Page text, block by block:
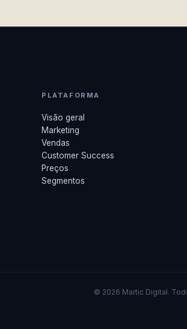
PLATAFORMA
Visão geral
Marketing
Vendas
Customer Success
Preços
Segmentos
© 2026 Martic Digital.